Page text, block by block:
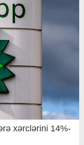
xərclərini 14%-